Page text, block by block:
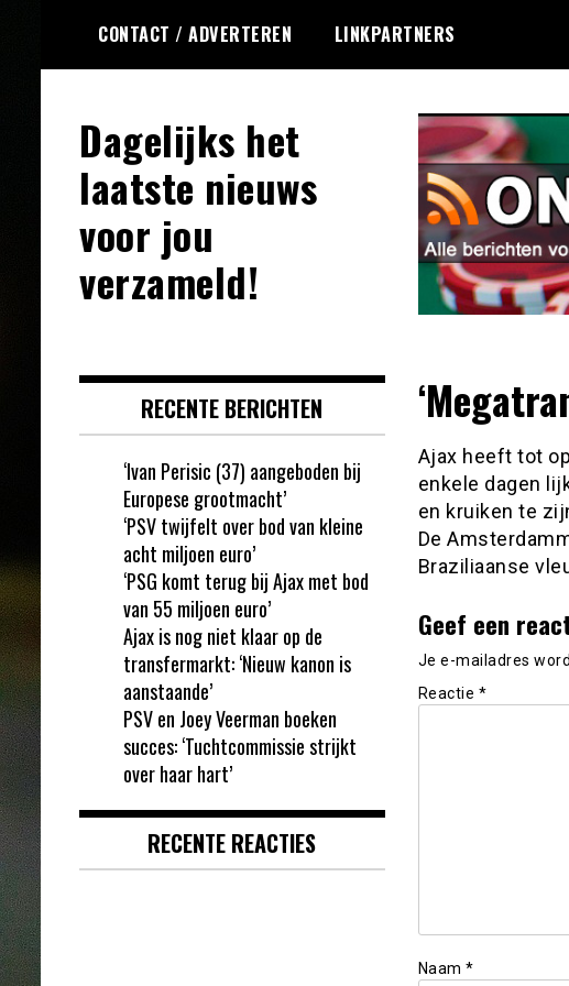
de
CONTACT / ADVERTEREN LINKPARTNERS
Dagelijks het
laatste nieuws
voor jou
verzameld!
Ajax heeft tot
enkele dagen
en kruiken te
De
Braziliaanse
Geef een
Je e-mailadres
Reactie *
Naam *
RECENTE BERICHTEN
‘Ivan Perisic (37) aangeboden bij
Europese grootmacht’
‘PSV twijfelt over bod van kleine
acht miljoen euro’
‘PSG komt terug bij Ajax met bod
van 55 miljoen euro’
Ajax is nog niet klaar op de
transfermarkt: ‘Nieuw kanon is
aanstaande’
PSV en Joey Veerman boeken
succes: ‘Tuchtcommissie strijkt
over haar hart’
RECENTE REACTIES